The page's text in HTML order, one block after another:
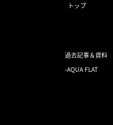
トップ
過去記事＆資料
AQUA FLAT